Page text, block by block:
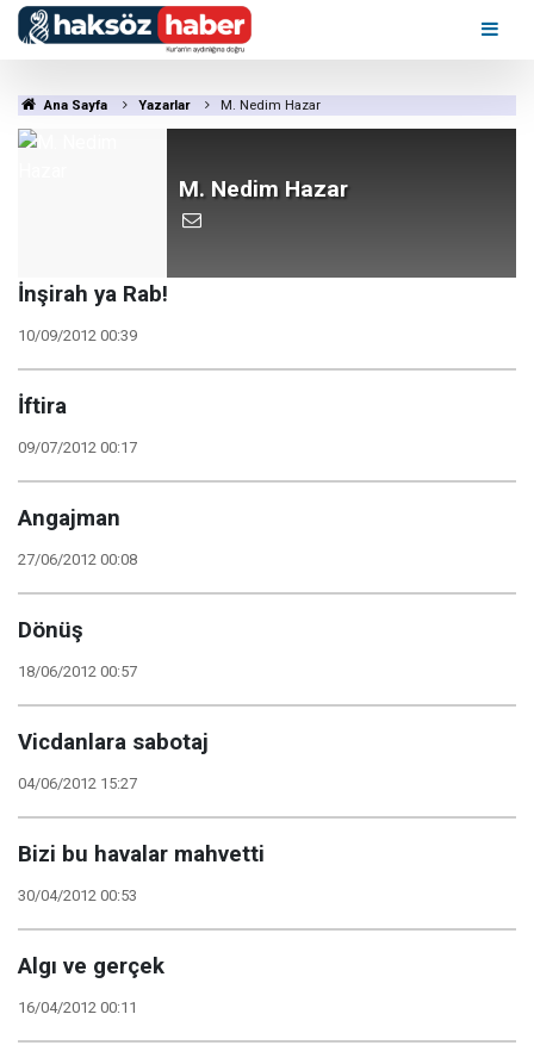
Ana Sayfa Yazarlar M. Nedim Hazar
M. Nedim Hazar
İnşirah ya Rab!
10/09/2012 00:39
İftira
09/07/2012 00:17
Angajman
27/06/2012 00:08
Dönüş
18/06/2012 00:57
Vicdanlara sabotaj
04/06/2012 15:27
Bizi bu havalar mahvetti
30/04/2012 00:53
Algı ve gerçek
16/04/2012 00:11